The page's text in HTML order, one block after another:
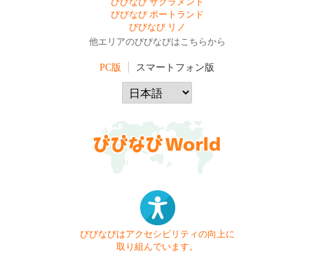
びびなび サクラメント
びびなび ポートランド
びびなび リノ
他エリアのびびなびはこちらから
PC版 スマートフォン版
びびなびはアクセシビリティの向上に
取り組んでいます。